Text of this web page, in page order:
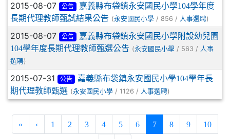
2015-08-07 公告
嘉義縣布袋鎮永安國民小學104學年度
長期代理教師甄試結果公告 (永安國民小學 / 856 / 人事選聘)
2015-08-07 公告
嘉義縣布袋鎮永安國民小學附設幼兒園
104學年度長期代理教師甄選公告 (永安國民小學 / 563 / 人事
選聘)
2015-07-31 公告
嘉義縣布袋鎮永安國民小學104學年長
期代理教師甄選 (永安國民小學 / 1126 / 人事選聘)
« ‹ 1 2 3 4 5 6 7(current)
8 9 10